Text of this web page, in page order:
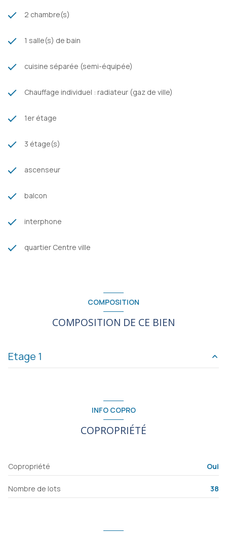
2 chambre(s)
1 salle(s) de bain
cuisine séparée (semi-équipée)
Chauffage individuel : radiateur (gaz de ville)
1er étage
3 étage(s)
ascenseur
balcon
interphone
quartier Centre ville
COMPOSITION
COMPOSITION DE CE BIEN
Etage 1
salle de bain
4 m²
INFO COPRO
COPROPRIÉTÉ
Copropriété Oui
Nombre de lots 38